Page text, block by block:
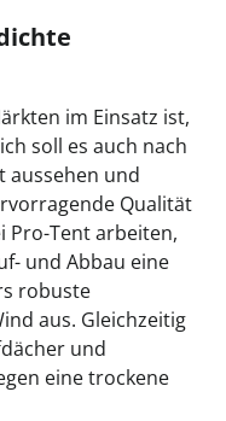
im Einsatz ist,
soll es auch nach
aussehen und
Qualität
Pro-Tent arbeiten,
und Abbau eine
robuste
aus. Gleichzeitig
und
eine trockene